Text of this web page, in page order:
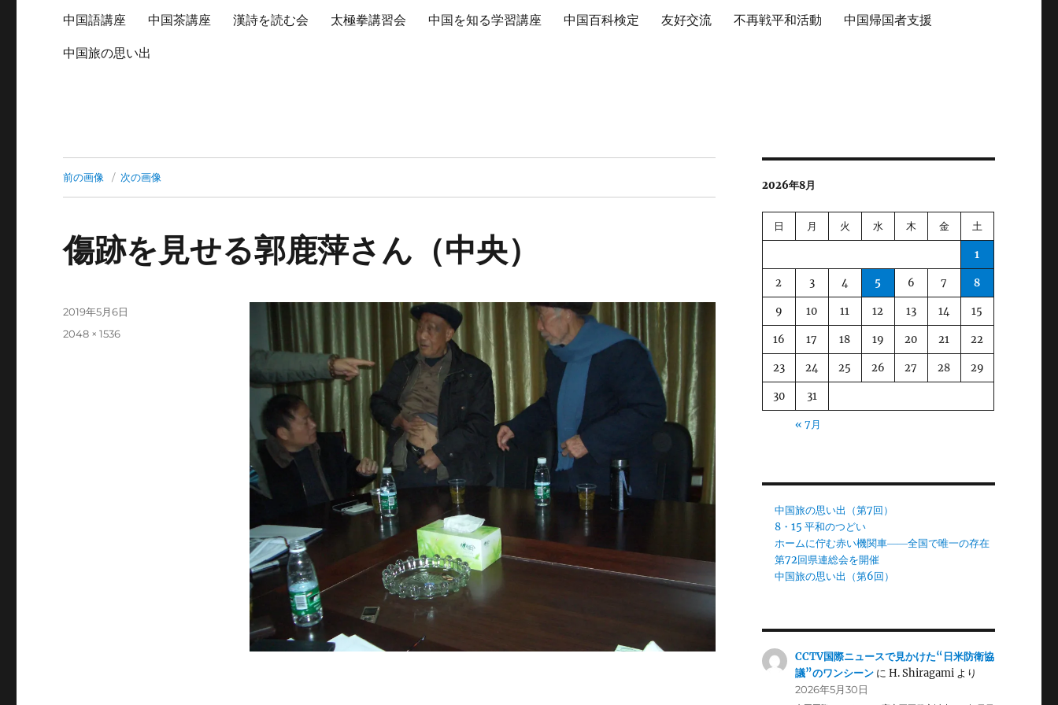
中国語講座 中国茶講座 漢詩を読む会 太極拳講習会 中国を知る学習講座 中国百科検定 友好交流 不再戦平和活動 中国帰国者支援
中国旅の思い出
前の画像 次の画像
傷跡を見せる郭鹿萍さん（中央）
投
2019年5月6日
フ
2048 × 1536
2026年8月
日 月 火 水 木 金 土
1
2 3 4 5 6 7 8
9 10 11 12 13 14 15
16 17 18 19 20 21 22
23 24 25 26 27 28 29
30 31
« 7月
中国旅の思い出（第7回）
8・15 平和のつどい
ホームに佇む赤い機関車――全国で唯一の存在
第72回県連総会を開催
中国旅の思い出（第6回）
CCTV国際ニュースで見かけた“日米防衛協
議”のワンシーン にH. Shiragami より
2026年5月30日